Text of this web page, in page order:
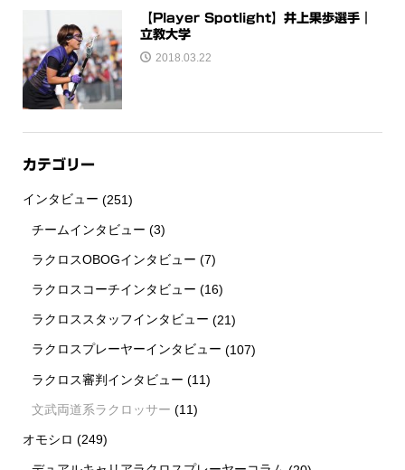
【Player Spotlight】井上果歩選手｜
立教大学
2018.03.22
カテゴリー
インタビュー (251)
チームインタビュー (3)
ラクロスOBOGインタビュー (7)
ラクロスコーチインタビュー (16)
ラクロススタッフインタビュー (21)
ラクロスプレーヤーインタビュー (107)
ラクロス審判インタビュー (11)
文武両道系ラクロッサー (11)
オモシロ (249)